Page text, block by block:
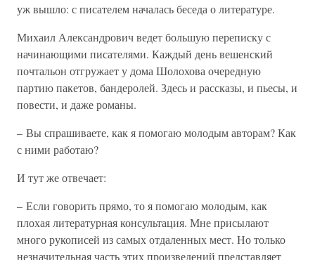
уж вышло: с писателем началась беседа о литературе.
Михаил Александрович ведет большую переписку с
начинающими писателями. Каждый день вешенский
почтальон отгружает у дома Шолохова очередную
партию пакетов, бандеролей. Здесь и рассказы, и пьесы, и
повести, и даже романы.
– Вы спрашиваете, как я помогаю молодым авторам? Как
с ними работаю?
И тут же отвечает:
– Если говорить прямо, то я помогаю молодым, как
плохая литературная консультация. Мне присылают
много рукописей из самых отдаленных мест. Но только
незначительная часть этих произведений представляет